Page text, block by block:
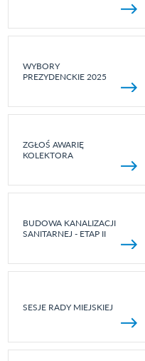
WYBORY
PREZYDENCKIE 2025
ZGŁOŚ AWARIĘ
KOLEKTORA
BUDOWA KANALIZACJI
SANITARNEJ - ETAP II
SESJE RADY MIEJSKIEJ